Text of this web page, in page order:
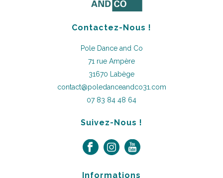
Contactez-Nous !
Pole Dance and Co
71 rue Ampère
31670 Labège
contact@poledanceandco31.com
07 83 84 48 64
Suivez-Nous !
Informations